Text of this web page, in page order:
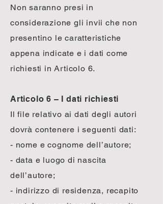
Non saranno presi in
considerazione gli invii che non
presentino le caratteristiche
appena indicate e i dati come
richiesti in Articolo 6.
Articolo 6 – I dati richiesti
Il file relativo ai dati degli autori
dovrà contenere i seguenti dati:
- nome e cognome dell’autore;
- data e luogo di nascita
dell’autore;
- indirizzo di residenza, recapito